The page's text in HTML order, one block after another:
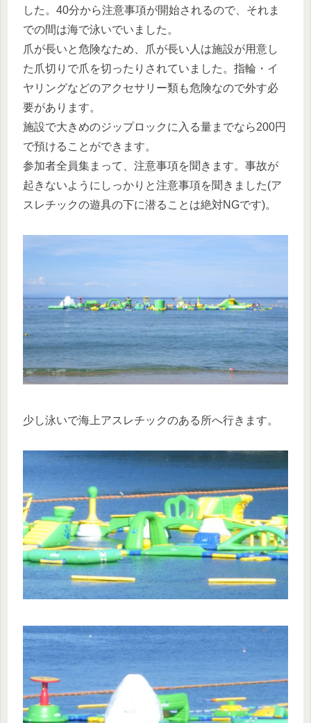
した。40分から注意事項が開始されるので、それま
での間は海で泳いでいました。
爪が長いと危険なため、爪が長い人は施設が用意し
た爪切りで爪を切ったりされていました。指輪・イ
ヤリングなどのアクセサリー類も危険なので外す必
要があります。
施設で大きめのジップロックに入る量までなら200円
で預けることができます。
参加者全員集まって、注意事項を聞きます。事故が
起きないようにしっかりと注意事項を聞きました(ア
スレチックの遊具の下に潜ることは絶対NGです)。
少し泳いで海上アスレチックのある所へ行きます。